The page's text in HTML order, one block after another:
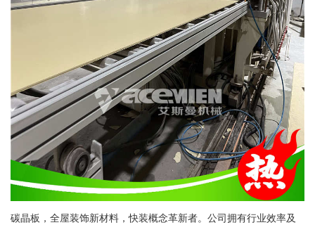
碳晶板，全屋装饰新材料，快装概念革新者。公司拥有行业效率及